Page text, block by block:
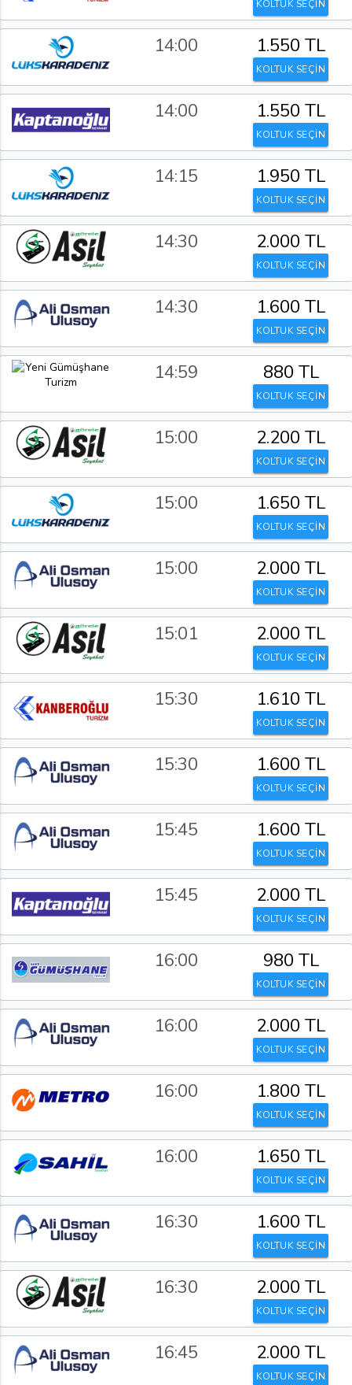
KOLTUK SEÇİN
14:00 1.550 TL
KOLTUK SEÇİN
14:00 1.550 TL
KOLTUK SEÇİN
14:15 1.950 TL
KOLTUK SEÇİN
14:30 2.000 TL
KOLTUK SEÇİN
14:30 1.600 TL
KOLTUK SEÇİN
14:59 880 TL
KOLTUK SEÇİN
15:00 2.200 TL
KOLTUK SEÇİN
15:00 1.650 TL
KOLTUK SEÇİN
15:00 2.000 TL
KOLTUK SEÇİN
15:01 2.000 TL
KOLTUK SEÇİN
15:30 1.610 TL
KOLTUK SEÇİN
15:30 1.600 TL
KOLTUK SEÇİN
15:45 1.600 TL
KOLTUK SEÇİN
15:45 2.000 TL
KOLTUK SEÇİN
16:00 980 TL
KOLTUK SEÇİN
16:00 2.000 TL
KOLTUK SEÇİN
16:00 1.800 TL
KOLTUK SEÇİN
16:00 1.650 TL
KOLTUK SEÇİN
16:30 1.600 TL
KOLTUK SEÇİN
16:30 2.000 TL
KOLTUK SEÇİN
16:45 2.000 TL
KOLTUK SEÇİN